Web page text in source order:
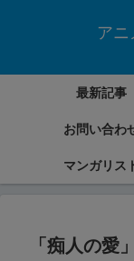
アニ
最新記事
お問い合わ
マンガリス
「痴人の愛